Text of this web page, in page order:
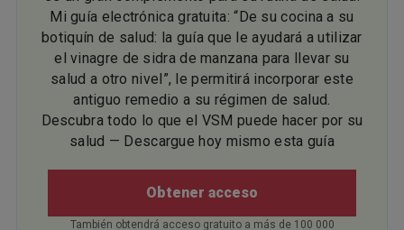
Mi guía electrónica gratuita: “De su cocina a su
botiquín de salud: la guía que le ayudará a utilizar
el vinagre de sidra de manzana para llevar su
salud a otro nivel”, le permitirá incorporar este
antiguo remedio a su régimen de salud.
Descubra todo lo que el VSM puede hacer por su
salud — Descargue hoy mismo esta guía
Obtener acceso
También obtendrá acceso gratuito a más de 100 000